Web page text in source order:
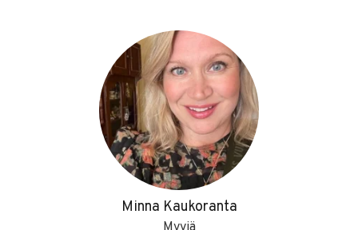
Minna Kaukoranta